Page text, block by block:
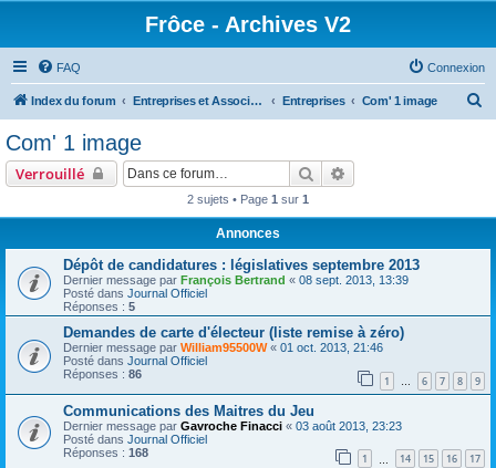
Frôce - Archives V2
FAQ Connexion
Index du forum Entreprises et Associations Entreprises Com' 1 image
Com' 1 image
Verrouillé Rechercher
2 sujets • Page 1 sur 1
Annonces
Dépôt de candidatures : législatives septembre 2013
Dernier message par François Bertrand « 08 sept. 2013, 13:39
Posté dans Journal Officiel
Réponses : 5
Demandes de carte d'électeur (liste remise à zéro)
Dernier message par William95500W« 01 oct. 2013, 21:46
Posté dans Journal Officiel
Réponses : 86 1 … 6 7 8 9
Communications des Maitres du Jeu
Dernier message par Gavroche Finacci « 03 août 2013, 23:23
Posté dans Journal Officiel
Réponses : 168 1 14 15 16 17